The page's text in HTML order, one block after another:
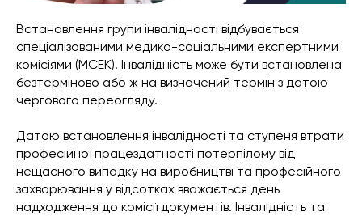
Встановлення групи інвалідності відбувається
спеціалізованими медико-соціальними експертними
комісіями (МСЕК). Інвалідність може бути встановлена
безтерміново або ж на визначений термін з датою
чергового переогляду.
Датою встановлення інвалідності та ступеня втрати
професійної працездатності потерпілому від
нещасного випадку на виробництві та професійного
захворювання у відсотках вважається день
надходження до комісії документів. Інвалідність та